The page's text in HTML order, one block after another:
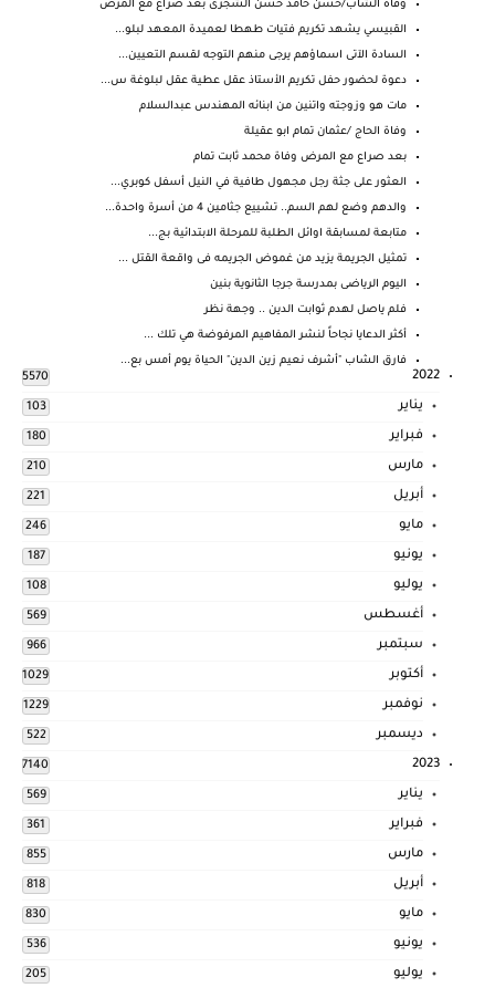
وفاة الشاب/حسن حامد حسن الشجرى بعد صراع مع المرض
القبيسي يشهد تكريم فتيات طهطا لعميدة المعهد لبلو...
السادة الآتى اسماؤهم يرجى منهم التوجه لقسم التعيين...
دعوة لحضور حفل تكريم الأستاذ عقل عطية عقل لبلوغة س...
مات هو وزوجته واتنين من ابنائه المهندس عبدالسلام
وفاة الحاج /عثمان تمام ابو عقيلة
بعد صراع مع المرض وفاة محمد ثابت تمام
العثور على جثة رجل مجهول طافية في النيل أسفل كوبري...
والدهم وضع لهم السم.. تشييع جثامين 4 من أسرة واحدة...
متابعة لمسابقة اوائل الطلبة للمرحلة الابتدائية بج...
تمثيل الجريمة يزيد من غموض الجريمه فى واقعة القتل ...
اليوم الرياضى بمدرسة جرجا الثانوية بنين
فلم ياصل لهدم ثوابت الدين .. وجهة نظر
أكثر الدعايا نجاحاً لنشر المفاهيم المرفوضة هي تلك ...
فارق الشاب "أشرف نعيم زين الدين" الحياة يوم أمس بع...
2022
5570
يناير 103
فبراير 180
مارس 210
أبريل 221
مايو 246
يونيو 187
يوليو 108
أغسطس 569
سبتمبر 966
أكتوبر 1029
نوفمبر 1229
ديسمبر 522
2023
7140
يناير 569
فبراير 361
مارس 855
أبريل 818
مايو 830
يونيو 536
يوليو 205